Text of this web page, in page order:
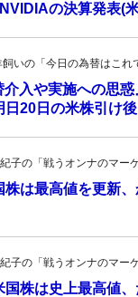
の決算発表(
いの「今日の為替はこれ
入や実施への思
日20日の米株引け
の「戦うオンナのマー
は最高値を更新
の「戦うオンナのマー
株は史上最高値